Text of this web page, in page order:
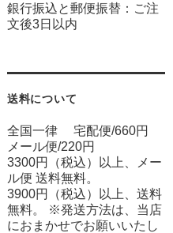
銀行振込と郵便振替：ご注
文後3日以内
送料について
全国一律 宅配便/660円
メール便/220円
3300円（税込）以上、メー
ル便 送料無料。
3900円（税込）以上、送料
無料。 ※発送方法は、当店
におまかせでお願いいたし